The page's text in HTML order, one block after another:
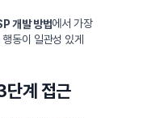
개발 방법에서 가장
동이 일관성 있게
단계 접근